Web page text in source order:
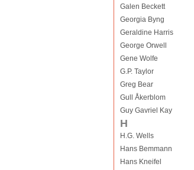
Galen Beckett
Georgia Byng
Geraldine Harris
George Orwell
Gene Wolfe
G.P. Taylor
Greg Bear
Gull Åkerblom
Guy Gavriel Kay
H
H.G. Wells
Hans Bemmann
Hans Kneifel